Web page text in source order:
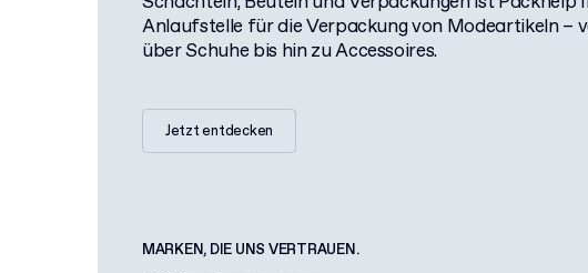
Anlaufstelle für die Verpackung von Modeartikeln –
über Schuhe bis hin zu Accessoires.
Jetzt entdecken
MARKEN, DIE UNS VERTRAUEN.